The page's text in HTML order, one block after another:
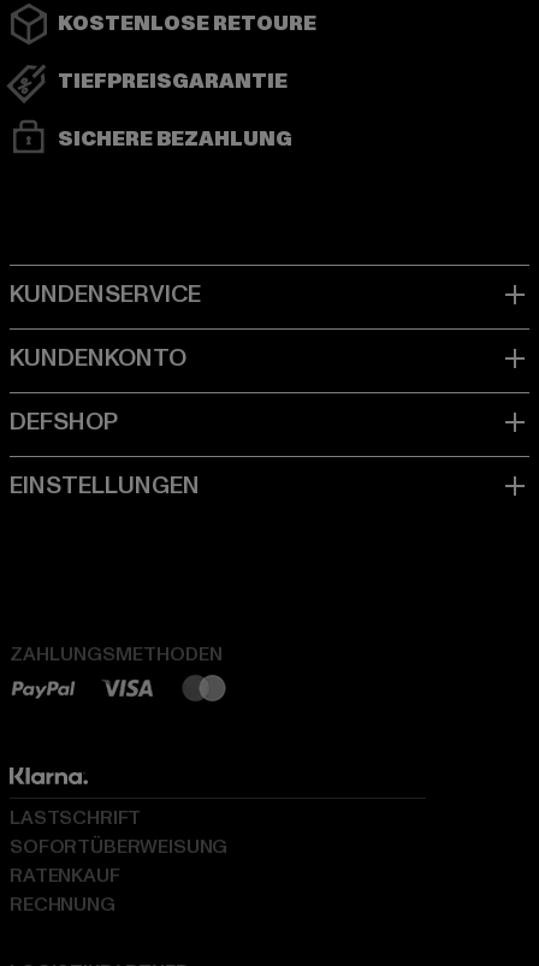
KOSTENLOSE RETOURE
TIEFPREISGARANTIE
SICHERE BEZAHLUNG
ZAHLUNGSMETHODEN
LASTSCHRIFT
SOFORTÜBERWEISUNG
RATENKAUF
RECHNUNG